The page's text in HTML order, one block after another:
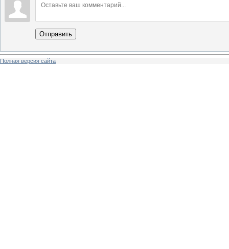
Отправить
Полная версия сайта